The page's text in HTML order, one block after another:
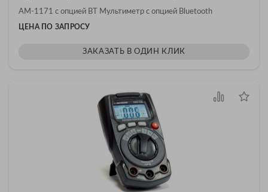
АМ-1171 с опцией BT Мультиметр с опцией Bluetooth
ЦЕНА ПО ЗАПРОСУ
ЗАКАЗАТЬ В ОДИН КЛИК